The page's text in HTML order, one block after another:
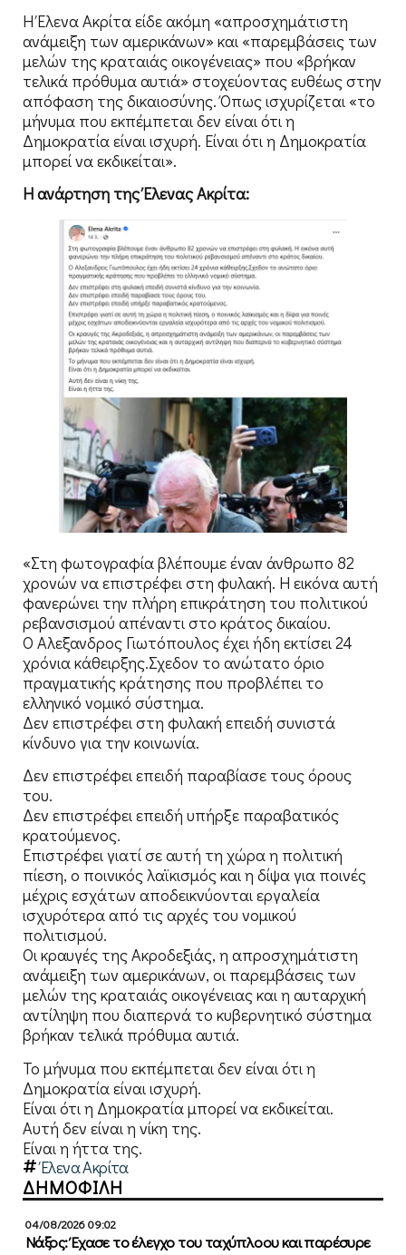
Η Έλενα Ακρίτα είδε ακόμη «απροσχημάτιστη
ανάμειξη των αμερικάνων» και «παρεμβάσεις των
μελών της κραταιάς οικογένειας» που «βρήκαν
τελικά πρόθυμα αυτιά» στοχεύοντας ευθέως στην
απόφαση της δικαιοσύνης. Όπως ισχυρίζεται «το
μήνυμα που εκπέμπεται δεν είναι ότι η
Δημοκρατία είναι ισχυρή. Είναι ότι η Δημοκρατία
μπορεί να εκδικείται».
Η ανάρτηση της Έλενας Ακρίτα:
«Στη φωτογραφία βλέπουμε έναν άνθρωπο 82
χρονών να επιστρέφει στη φυλακή. Η εικόνα αυτή
φανερώνει την πλήρη επικράτηση του πολιτικού
ρεβανσισμού απέναντι στο κράτος δικαίου.
Ο Αλεξανδρος Γιωτόπουλος έχει ήδη εκτίσει 24
χρόνια κάθειρξης.Σχεδον το ανώτατο όριο
πραγματικής κράτησης που προβλέπει το
ελληνικό νομικό σύστημα.
Δεν επιστρέφει στη φυλακή επειδή συνιστά
κίνδυνο για την κοινωνία.
Δεν επιστρέφει επειδή παραβίασε τους όρους
του.
Δεν επιστρέφει επειδή υπήρξε παραβατικός
κρατούμενος.
Επιστρέφει γιατί σε αυτή τη χώρα η πολιτική
πίεση, ο ποινικός λαϊκισμός και η δίψα για ποινές
μέχρις εσχάτων αποδεικνύονται εργαλεία
ισχυρότερα από τις αρχές του νομικού
πολιτισμού.
Οι κραυγές της Ακροδεξιάς, η απροσχημάτιστη
ανάμειξη των αμερικάνων, οι παρεμβάσεις των
μελών της κραταιάς οικογένειας και η αυταρχική
αντίληψη που διαπερνά το κυβερνητικό σύστημα
βρήκαν τελικά πρόθυμα αυτιά.
Το μήνυμα που εκπέμπεται δεν είναι ότι η
Δημοκρατία είναι ισχυρή.
Είναι ότι η Δημοκρατία μπορεί να εκδικείται.
Αυτή δεν είναι η νίκη της.
Είναι η ήττα της.
Έλενα Ακρίτα
ΔΗΜΟΦΙΛΗ
04/08/2026 09:02
Νάξος: Έχασε το έλεγχο του ταχύπλοου και παρέσυρε